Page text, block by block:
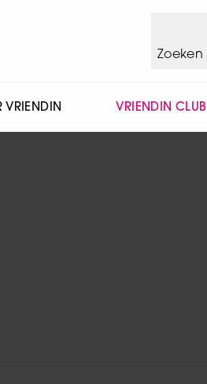
Zoeken
VRIENDIN VRIENDIN CLUB